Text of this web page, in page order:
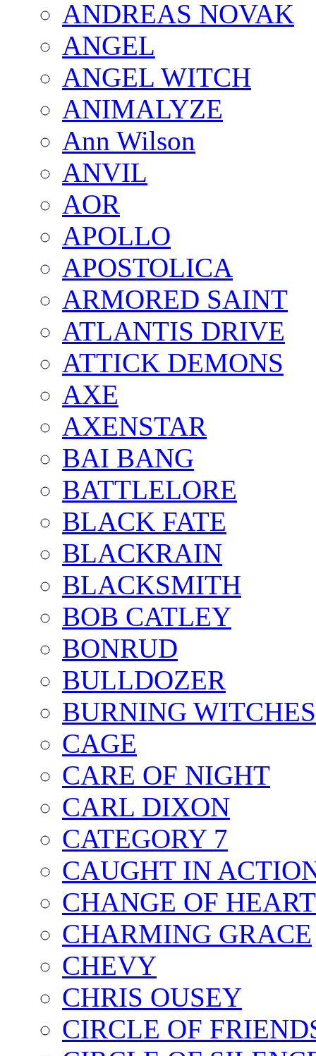
ANDREAS NOVAK
ANGEL
ANGEL WITCH
ANIMALYZE
Ann Wilson
ANVIL
AOR
APOLLO
APOSTOLICA
ARMORED SAINT
ATLANTIS DRIVE
ATTICK DEMONS
AXE
AXENSTAR
BAI BANG
BATTLELORE
BLACK FATE
BLACKRAIN
BLACKSMITH
BOB CATLEY
BONRUD
BULLDOZER
BURNING WITCHES
CAGE
CARE OF NIGHT
CARL DIXON
CATEGORY 7
CAUGHT IN
CHANGE OF HEART
CHARMING GRACE
CHEVY
CHRIS OUSEY
CIRCLE OF